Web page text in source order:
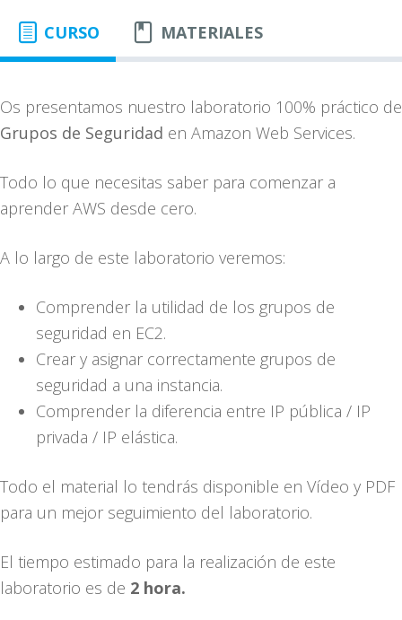
CURSO MATERIALES
Os presentamos nuestro laboratorio 100% práctico de
Grupos de Seguridad en Amazon Web Services.
Todo lo que necesitas saber para comenzar a
aprender AWS desde cero.
A lo largo de este laboratorio veremos:
Comprender la utilidad de los grupos de
seguridad en EC2.
Crear y asignar correctamente grupos de
seguridad a una instancia.
Comprender la diferencia entre IP pública / IP
privada / IP elástica.
Todo el material lo tendrás disponible en Vídeo y PDF
para un mejor seguimiento del laboratorio.
El tiempo estimado para la realización de este
laboratorio es de 2 hora.